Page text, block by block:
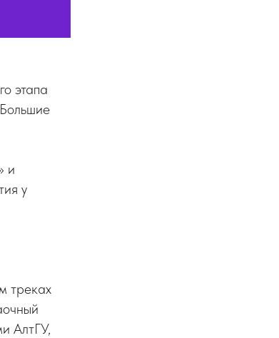
этапа
и
у
треках
АлтГУ,